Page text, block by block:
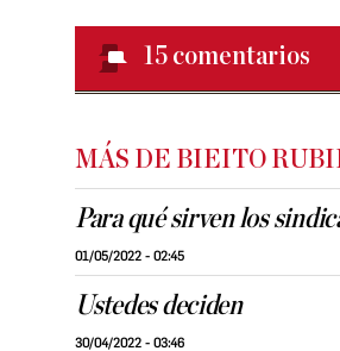
15 comentarios
MÁS DE BIEITO
Para qué sirven los
01/05/2022 - 02:45
Ustedes deciden
30/04/2022 - 03:46